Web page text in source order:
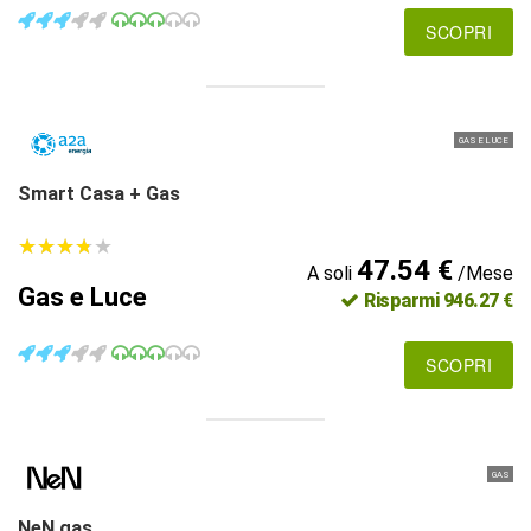
SCOPRI
GAS E LUCE
Smart Casa + Gas
★★★★★
★★★★★
Gas e Luce
A soli 47.54 €/Mese
Risparmi 946.27 €
SCOPRI
GAS